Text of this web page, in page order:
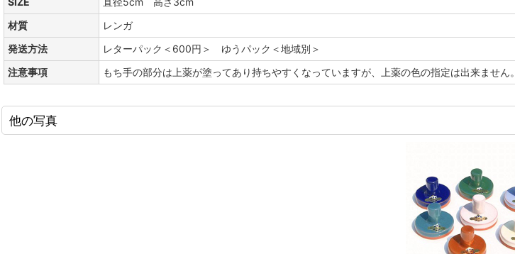
材質
レンガ
発送方法
レターパック＜600円＞ ゆうパック＜地域別＞
注意事項
もち手の部分は上薬が塗ってあり持ちやすくなっていますが、上薬の色の指定は出来ません。
他の写真